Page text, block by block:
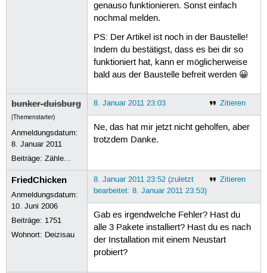
genauso funktionieren. Sonst einfach
nochmal melden.
PS: Der Artikel ist noch in der Baustelle!
Indem du bestätigst, dass es bei dir so
funktioniert hat, kann er möglicherweise
bald aus der Baustelle befreit werden 😀
bunker-duisburg
(Themenstarter)
Anmeldungsdatum:
8. Januar 2011
Beiträge:Zähle...
Zitieren
8. Januar 2011 23:03
Ne, das hat mir jetzt nicht geholfen, aber
trotzdem Danke.
FriedChicken
Anmeldungsdatum:
10. Juni 2006
Beiträge: 1751
Wohnort: Deizisau
Zitieren
8. Januar 2011 23:52 (zuletzt
bearbeitet: 8. Januar 2011 23:53)
Gab es irgendwelche Fehler? Hast du
alle 3 Pakete installiert? Hast du es nach
der Installation mit einem Neustart
probiert?